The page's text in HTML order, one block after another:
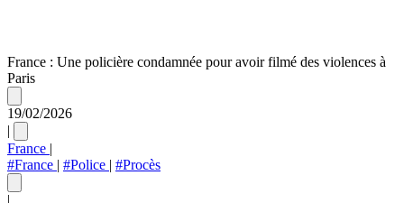
France : Une policière condamnée pour avoir filmé des violences à
Paris
19/02/2026
|
France |
#France | #Police | #Procès
|